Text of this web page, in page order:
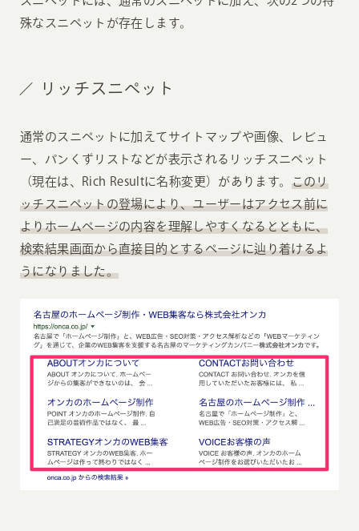
殊なスニペットが存在します。
リッチスニペット
通常のスニペットに加えてサイトマップや画像、レビュ
ー、パンくずリストなどが表示されるリッチスニペット
（現在は、Rich Resultに名称変更）があります。 このリ
ッチスニペットの登場により、ユーザーはアクセス前に
よりホームページの内容を理解しやすくなるとともに、
検索結果画面から直接目的とするページに辿り着けるよ
うになりました。